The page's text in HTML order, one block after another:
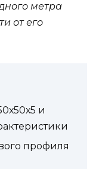
метра
от его
и
профиля